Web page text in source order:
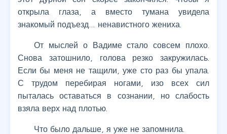
открыла глаза, а вместо тумана увидела
знакомый подъезд… ненавистного жениха.
От мыслей о Вадиме стало совсем плохо.
Снова затошнило, голова резко закружилась.
Если бы меня не тащили, уже сто раз бы упала.
С трудом перебирая ногами, изо всех сил
пыталась оставаться в сознании, но слабость
взяла верх над плотью.
Что было дальше, я уже не запомнила.